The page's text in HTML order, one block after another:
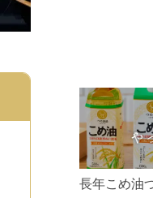
長年こめ油